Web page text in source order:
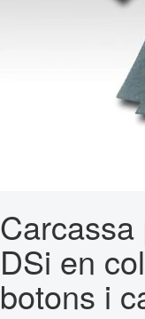
DSi en
botons i